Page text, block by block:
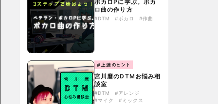
ボカロPに学ぶ。ボカ
ロ曲の作り方
#DTM #ボカロ #作曲
#上達のヒント
宮川麿のDTMお悩み相
談室
#DTM
#アレンジ
#マイク
#ミックス